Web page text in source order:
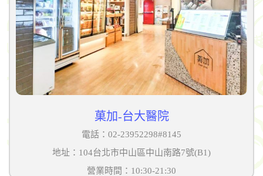
菓加-台大醫院
電話：02-23952298#8145
地址：104台北市中山區中山南路7號(B1)
營業時間：10:30-21:30